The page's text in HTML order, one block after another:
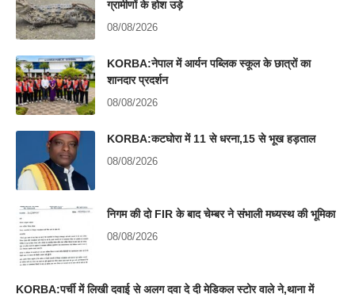
ग्रामीणों के होश उड़े
08/08/2026
KORBA:नेपाल में आर्यन पब्लिक स्कूल के छात्रों का
शानदार प्रदर्शन
08/08/2026
KORBA:कटघोरा में 11 से धरना,15 से भूख हड़ताल
08/08/2026
निगम की दो FIR के बाद चेम्बर ने संभाली मध्यस्थ की भूमिका
08/08/2026
KORBA:पर्ची में लिखी दवाई से अलग दवा दे दी मेडिकल स्टोर वाले ने,थाना में